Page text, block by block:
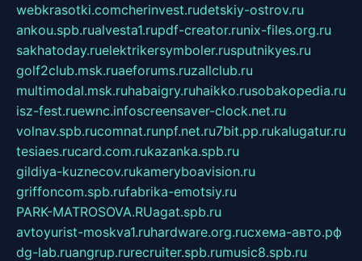
webkrasotki.comcherinvest.rudetskiy-ostrov.ru
ankou.spb.rualvesta1.rupdf-creator.runix-files.org.ru
sakhatoday.ruelektrikersymboler.rusputnikyes.ru
golf2club.msk.ruaeforums.ruzallclub.ru
multimodal.msk.ruhabaigry.ruhaikko.rusobakopedia.ru
isz-fest.ruewnc.infoscreensaver-clock.net.ru
volnav.spb.rucomnat.runpf.net.ru7bit.pp.rukalugatur.ru
tesiaes.rucard.com.rukazanka.spb.ru
gildiya-kuznecov.rukameryboavision.ru
griffoncom.spb.rufabrika-emotsiy.ru
PARK-MATROSOVA.RUagat.spb.ru
avtoyurist-moskva1.ruhardware.org.ruсхема-авто.рф
dg-lab.ruangrup.rurecruiter.spb.rumusic8.spb.ru